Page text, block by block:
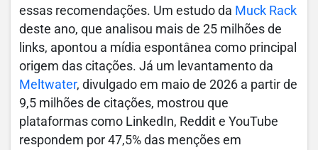
essas recomendações. Um estudo da Muck Rack
deste ano, que analisou mais de 25 milhões de
links, apontou a mídia espontânea como principal
origem das citações. Já um levantamento da
Meltwater, divulgado em maio de 2026 a partir de
9,5 milhões de citações, mostrou que
plataformas como LinkedIn, Reddit e YouTube
respondem por 47,5% das menções em